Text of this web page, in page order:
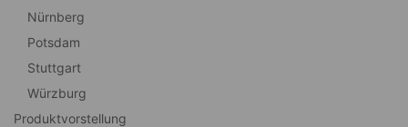
Nürnberg
Potsdam
Stuttgart
Würzburg
Produktvorstellung